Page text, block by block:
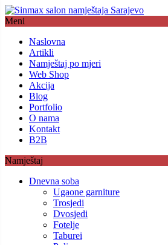
Meni
Naslovna
Artikli
Namještaj po mjeri
Web Shop
Akcija
Blog
Portfolio
O nama
Kontakt
B2B
Namještaj
Dnevna soba
Ugaone garniture
Trosjedi
Dvosjedi
Fotelje
Taburei